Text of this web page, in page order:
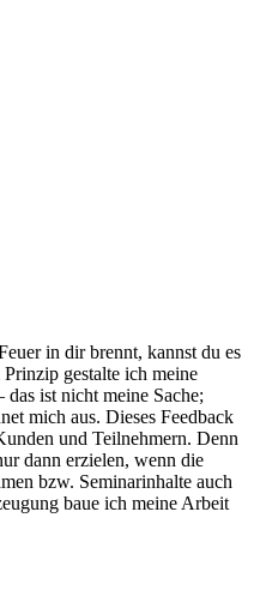
in dir brennt, kannst du es
gestalte ich meine
ist nicht meine Sache;
mich aus. Dieses Feedback
und Teilnehmern. Denn
dann erzielen, wenn die
bzw. Seminarinhalte auch
baue ich meine Arbeit